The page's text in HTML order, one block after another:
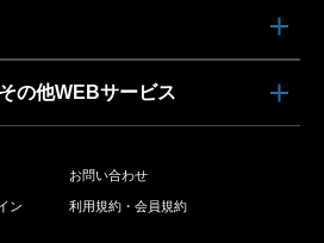
の他WEBサービス
お問い合わせ
ン 利用規約・会員規約